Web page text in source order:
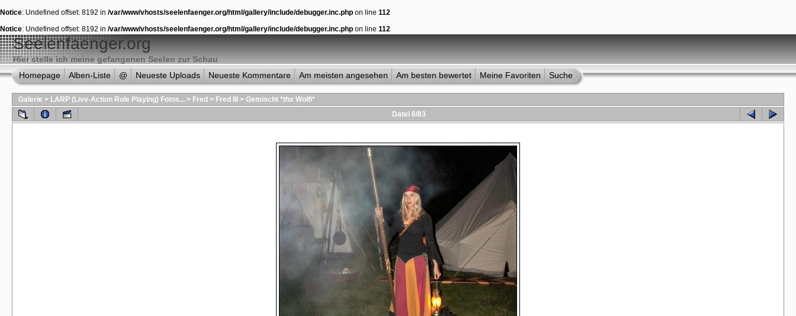
Notice: Undefined offset: 8192 in /var/www/vhosts/seelenfaenger.org/html/gallery/include/debugger.inc.php on line 112
Notice: Undefined offset: 8192 in /var/www/vhosts/seelenfaenger.org/html/gallery/include/debugger.inc.php on line 112
Seelenfaenger.org
Hier stelle ich meine gefangenen Seelen zur Schau
Homepage
Alben-Liste @ Neueste Uploads Neueste Kommentare Am meisten angesehen Am besten bewertet Meine Favoriten Suche
Galerie > LARP (Live-Action Role Playing) Fotos... > Fred > Fred III > Gemischt *thx Wolfi*
Datei 6/83